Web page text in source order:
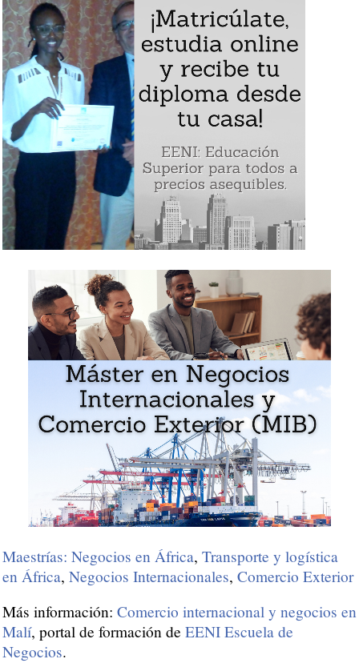
Maestrías: Negocios en África, Transporte y logística
en África, Negocios Internacionales, Comercio Exterior
Más información: Comercio internacional y negocios en
Malí, portal de formación de EENI Escuela de
Negocios.